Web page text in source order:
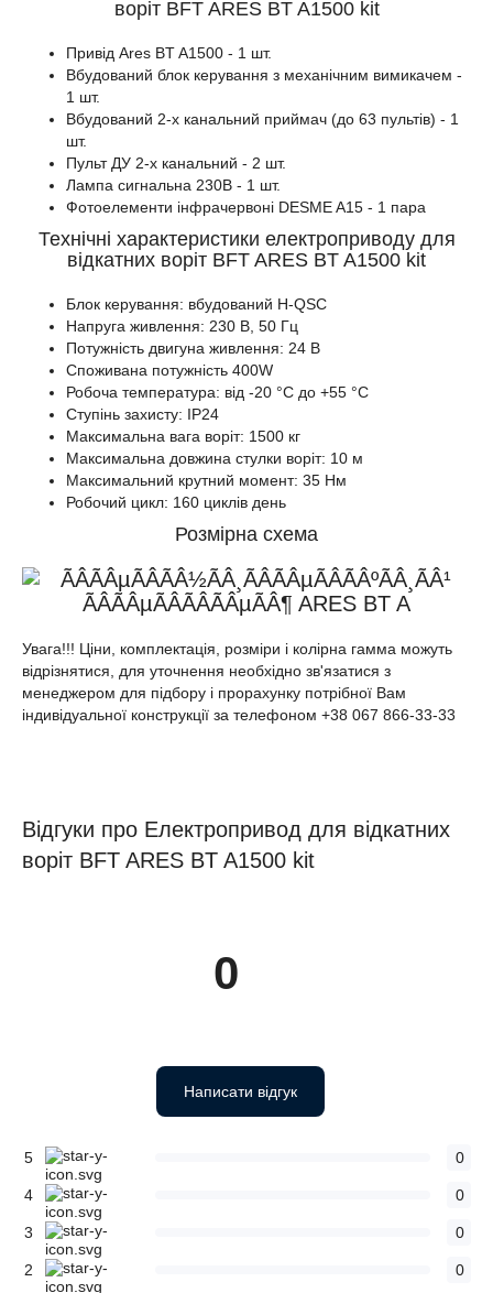
воріт BFT ARES BT A1500 kit
Привід Ares BT A1500 - 1 шт.
Вбудований блок керування з механічним вимикачем -
1 шт.
Вбудований 2-х канальний приймач (до 63 пультів) - 1
шт.
Пульт ДУ 2-х канальний - 2 шт.
Лампа сигнальна 230В - 1 шт.
Фотоелементи інфрачервоні DESME A15 - 1 пара
Технічні характеристики електроприводу для
відкатних воріт BFT ARES BT A1500 kit
Блок керування: вбудований H-QSC
Напруга живлення: 230 В, 50 Гц
Потужність двигуна живлення: 24 В
Споживана потужність 400W
Робоча температура: від -20 °C до +55 °C
Ступінь захисту: IP24
Максимальна вага воріт: 1500 кг
Максимальна довжина стулки воріт: 10 м
Максимальний крутний момент: 35 Нм
Робочий цикл: 160 циклів день
Розмірна схема
Увага!!! Ціни, комплектація, розміри і колірна гамма можуть
відрізнятися, для уточнення необхідно зв'язатися з
менеджером для підбору і прорахунку потрібної Вам
індивідуальної конструкції за телефоном +38 067 866-33-33
Відгуки про Електропривод для відкатних
воріт BFT ARES BT A1500 kit
0
Написати відгук
5 0
4 0
3 0
2 0